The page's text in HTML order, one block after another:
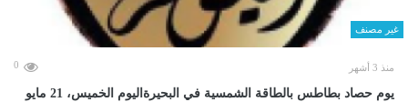
غير مصنف
منذ 3 أشهر 0
يوم حصاد بطاطس بالطاقة الشمسية في البحيرةاليوم الخميس، 21 مايو